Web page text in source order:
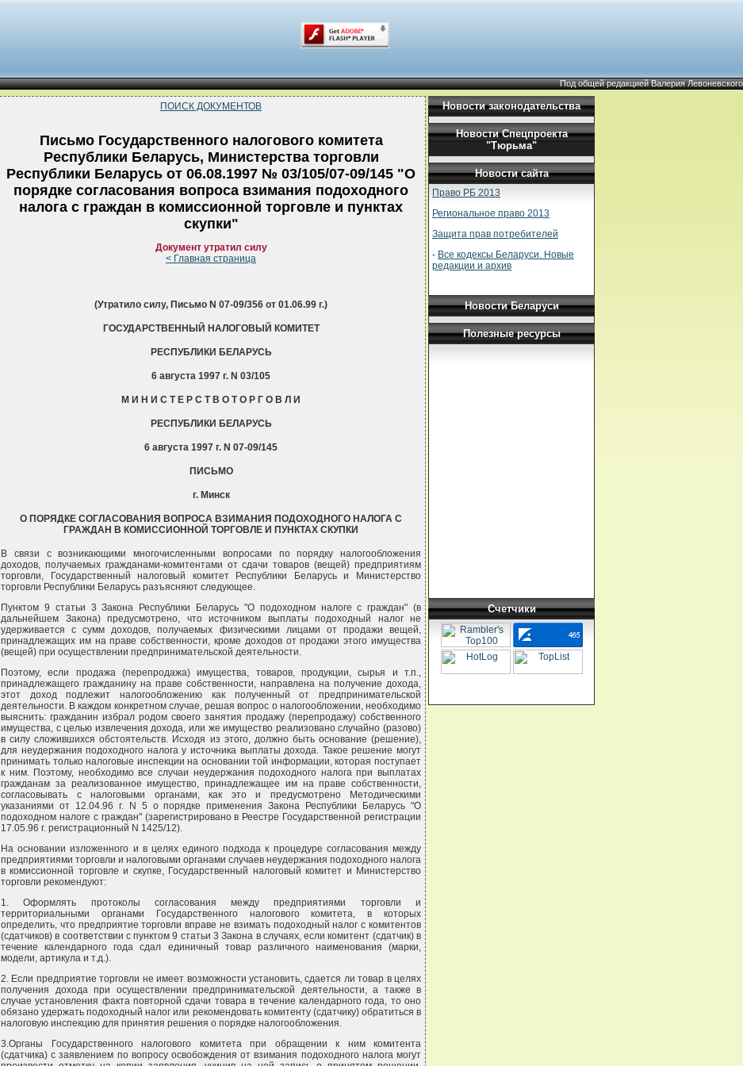
Под общей редакцией Валерия Левоневского
ПОИСК ДОКУМЕНТОВ
Письмо Государственного налогового комитета
Республики Беларусь, Министерства торговли
Республики Беларусь от 06.08.1997 № 03/105/07-09/145 "О
порядке согласования вопроса взимания подоходного
налога с граждан в комиссионной торговле и пунктах
скупки"
Документ утратил силу
< Главная страница
(Утратило силу, Письмо N 07-09/356 от 01.06.99 г.)
ГОСУДАРСТВЕННЫЙ НАЛОГОВЫЙ КОМИТЕТ
РЕСПУБЛИКИ БЕЛАРУСЬ
6 августа 1997 г. N 03/105
М И Н И С Т Е Р С Т В О Т О Р Г О В Л И
РЕСПУБЛИКИ БЕЛАРУСЬ
6 августа 1997 г. N 07-09/145
ПИСЬМО
г. Минск
О ПОРЯДКЕ СОГЛАСОВАНИЯ ВОПРОСА ВЗИМАНИЯ ПОДОХОДНОГО НАЛОГА С
ГРАЖДАН В КОМИССИОННОЙ ТОРГОВЛЕ И ПУНКТАХ СКУПКИ
В связи с возникающими многочисленными вопросами по порядку налогообложения
доходов, получаемых гражданами-комитентами от сдачи товаров (вещей) предприятиям
торговли, Государственный налоговый комитет Республики Беларусь и Министерство
торговли Республики Беларусь разъясняют следующее.
Пунктом 9 статьи 3 Закона Республики Беларусь "О подоходном налоге с граждан" (в
дальнейшем Закона) предусмотрено, что источником выплаты подоходный налог не
удерживается с сумм доходов, получаемых физическими лицами от продажи вещей,
принадлежащих им на праве собственности, кроме доходов от продажи этого имущества
(вещей) при осуществлении предпринимательской деятельности.
Поэтому, если продажа (перепродажа) имущества, товаров, продукции, сырья и т.п.,
принадлежащего гражданину на праве собственности, направлена на получение дохода,
этот доход подлежит налогообложению как полученный от предпринимательской
деятельности. В каждом конкретном случае, решая вопрос о налогообложении, необходимо
выяснить: гражданин избрал родом своего занятия продажу (перепродажу) собственного
имущества, с целью извлечения дохода, или же имущество реализовано случайно (разово)
в силу сложившихся обстоятельств. Исходя из этого, должно быть основание (решение),
для неудержания подоходного налога у источника выплаты дохода. Такое решение могут
принимать только налоговые инспекции на основании той информации, которая поступает
к ним. Поэтому, необходимо все случаи неудержания подоходного налога при выплатах
гражданам за реализованное имущество, принадлежащее им на праве собственности,
согласовывать с налоговыми органами, как это и предусмотрено Методическими
указаниями от 12.04.96 г. N 5 о порядке применения Закона Республики Беларусь "О
подоходном налоге с граждан" (зарегистрировано в Реестре Государственной регистрации
17.05.96 г. регистрационный N 1425/12).
На основании изложенного и в целях единого подхода к процедуре согласования между
предприятиями торговли и налоговыми органами случаев неудержания подоходного налога
в комиссионной торговле и скупке, Государственный налоговый комитет и Министерство
торговли рекомендуют:
1. Оформлять протоколы согласования между предприятиями торговли и
территориальными органами Государственного налогового комитета, в которых
определить, что предприятие торговли вправе не взимать подоходный налог с комитентов
(сдатчиков) в соответствии с пунктом 9 статьи 3 Закона в случаях, если комитент (сдатчик) в
течение календарного года сдал единичный товар различного наименования (марки,
модели, артикула и т.д.).
2. Если предприятие торговли не имеет возможности установить, сдается ли товар в целях
получения дохода при осуществлении предпринимательской деятельности, а также в
случае установления факта повторной сдачи товара в течение календарного года, то оно
обязано удержать подоходный налог или рекомендовать комитенту (сдатчику) обратиться в
налоговую инспекцию для принятия решения о порядке налогообложения.
3.Органы Государственного налогового комитета при обращении к ним комитента
(сдатчика) с заявлением по вопросу освобождения от взимания подоходного налога могут
Новости законодательства
Новости Спецпроекта
"Тюрьма"
Новости сайта
Право РБ 2013
Региональное право 2013
Защита прав потребителей
- Все кодексы Беларуси. Новые
редакции и архив
Новости Беларуси
Полезные ресурсы
Счетчики